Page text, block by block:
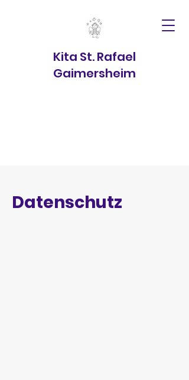
Kita St. Rafael
Gaimersheim
Datenschutz